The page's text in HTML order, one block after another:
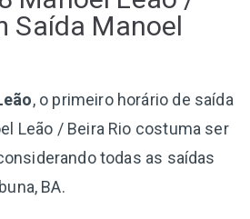
Saída Manoel
, o primeiro horário de saída
Leão / Beira Rio costuma ser
todas as saídas
BA.